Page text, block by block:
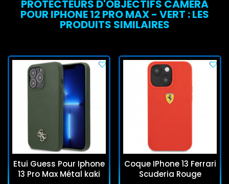
PROTECTEURS D'OBJECTIFS CAMERA
POUR IPHONE 12 PRO MAX - VERT : LES
PRODUITS SIMILAIRES
Etui Guess Pour Iphone
13 Pro Max Métal kaki
Coque IPhone 13 Ferrari
Scuderia Rouge